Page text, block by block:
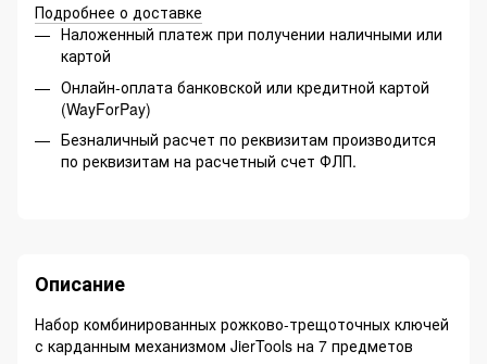
Подробнее о доставке
Наложенный платеж при получении наличными или
картой
Онлайн-оплата банковской или кредитной картой
(WayForPay)
Безналичный расчет по реквизитам производится
по реквизитам на расчетный счет ФЛП.
Описание
Набор комбинированных рожково-трещоточных ключей
с карданным механизмом JierTools на 7 предметов